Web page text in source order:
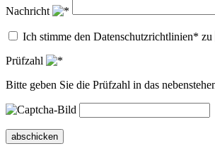
Nachricht
Ich stimme den Datenschutzrichtlinien* zu
Prüfzahl
Bitte geben Sie die Prüfzahl in das
abschicken